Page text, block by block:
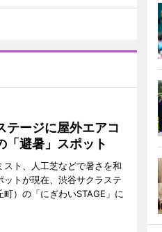
テージに屋外エアコ
「避暑」スポット
スト、人工芝などで暑さを和
ットが現在、渋谷サクラステ
町）の「にぎわいSTAGE」に